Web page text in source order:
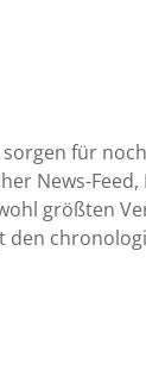
für
News-
größten